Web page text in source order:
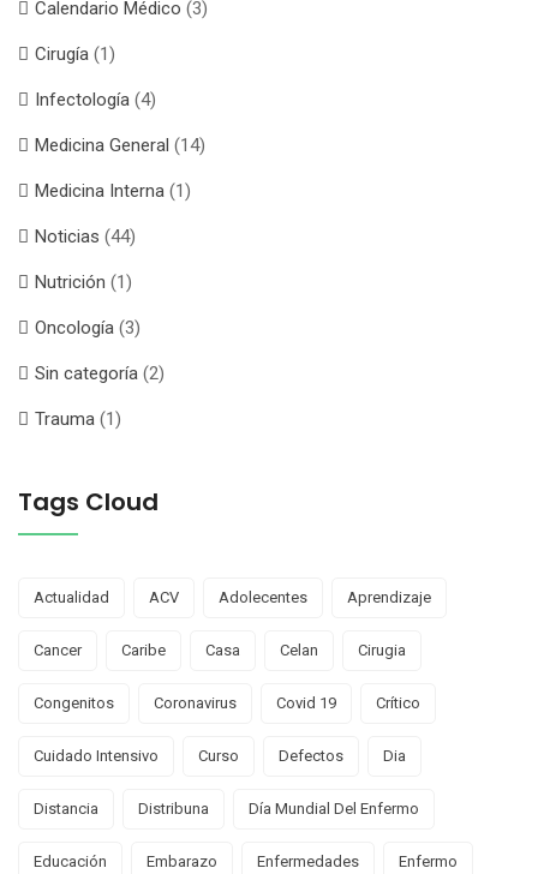
Calendario Médico (3)
Cirugía (1)
Infectología (4)
Medicina General (14)
Medicina Interna (1)
Noticias (44)
Nutrición (1)
Oncología (3)
Sin categoría (2)
Trauma (1)
Tags Cloud
Actualidad ACV Adolecentes Aprendizaje
Cancer Caribe Casa Celan Cirugia
Congenitos Coronavirus Covid 19 Crítico
Cuidado Intensivo Curso Defectos Dia
Distancia Distribuna Día Mundial Del Enfermo
Educación Embarazo Enfermedades Enfermo